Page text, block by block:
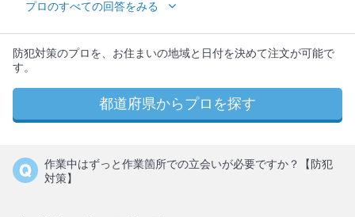
プロのすべての回答をみる
防犯対策のプロを、お住まいの地域と日付を決めて注文が可能で
す。
都道府県からプロを探す
作業中はずっと作業箇所での立会いが必要ですか？【防犯
対策】